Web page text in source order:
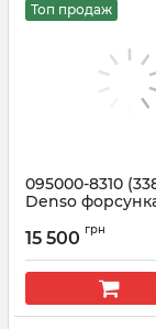
Топ продаж
095000-8310
Denso
15 500 грн